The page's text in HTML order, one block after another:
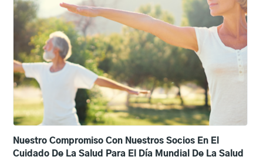
Nuestro Compromiso Con Nuestros Socios En El
Cuidado De La Salud Para El Día Mundial De La Salud